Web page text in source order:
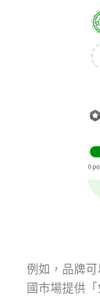
例如，品牌
國市場提供